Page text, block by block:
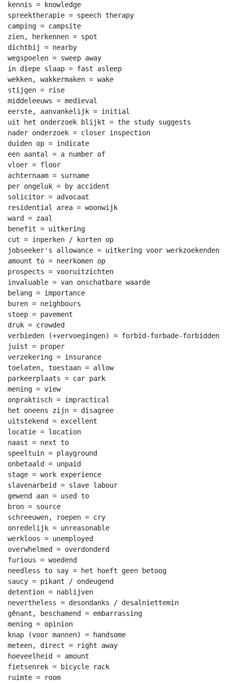
kennis = knowledge
spreektherapie = speech therapy
camping = campsite
zien, herkennen = spot
dichtbij = nearby
wegspoelen = sweep away
in diepe slaap = fast asleep
wekken, wakkermaken = wake
stijgen = rise
middeleeuws = medieval
eerste, aanvankelijk = initial
uit het onderzoek blijkt = the study suggests
nader onderzoek = closer inspection
duiden op = indicate
een aantal = a number of
vloer = floor
achternaam = surname
per ongeluk = by accident
solicitor = advocaat
residential area = woonwijk
ward = zaal
benefit = uitkering
cut = inperken / korten op
jobseeker's allowance = uitkering voor werkzoekenden
amount to = neerkomen op
prospects = vooruitzichten
invaluable = van onschatbare waarde
belang = importance
buren = neighbours
stoep = pavement
druk = crowded
verbieden (+vervoegingen) = forbid-forbade-forbidden
juist = proper
verzekering = insurance
toelaten, toestaan = allow
parkeerplaats = car park
mening = view
onpraktisch = impractical
het oneens zijn = disagree
uitstekend = excellent
locatie = location
naast = next to
speeltuin = playground
onbetaald = unpaid
stage = work experience
slavenarbeid = slave labour
gewend aan = used to
bron = source
schreeuwen, roepen = cry
onredelijk = unreasonable
werkloos = unemployed
overwhelmed = overdonderd
furious = woedend
needless to say = het hoeft geen betoog
saucy = pikant / ondeugend
detention = nablijven
nevertheless = desondanks / desalniettemin
gênant, beschamend = embarrassing
mening = opinion
knap (voor mannen) = handsome
meteen, direct = right away
hoeveelheid = amount
fietsenrek = bicycle rack
ruimte = room